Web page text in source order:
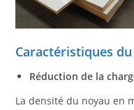
Caractéristiques
Réduction de la
La densité du noyau en